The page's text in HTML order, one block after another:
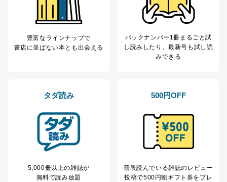
豊富なラインナップで
書店に並ばない本とも出会える
バックナンバー1冊まるごと試
し読み したり、最新号も試し読
みできる
タダ読み
5,000冊以上の雑誌が
無料で読み放題
500円OFF
普段読んでいる雑誌のレビュー
投稿で500円割ギフト券をプレ